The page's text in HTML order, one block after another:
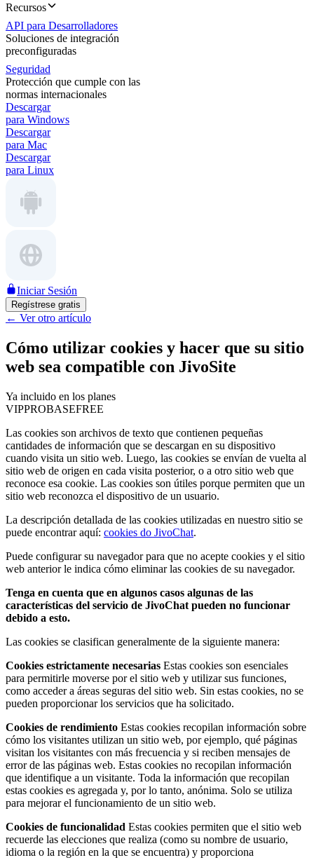
Recursos
API para Desarrolladores
Soluciones de integración
preconfiguradas
Seguridad
Protección que cumple con las
normas internacionales
Descargar
para Windows
Descargar
para Mac
Descargar
para Linux
Iniciar Sesión
Regístrese gratis
← Ver otro artículo
Cómo utilizar cookies y hacer que su sitio
web sea compatible con JivoSite
Ya incluido en los planes
VIPPROBASEFREE
Las cookies son archivos de texto que contienen pequeñas
cantidades de información que se descargan en su dispositivo
cuando visita un sitio web. Luego, las cookies se envían de vuelta al
sitio web de origen en cada visita posterior, o a otro sitio web que
reconoce esa cookie. Las cookies son útiles porque permiten que un
sitio web reconozca el dispositivo de un usuario.
La descripción detallada de las cookies utilizadas en nuestro sitio se
puede encontrar aquí: cookies do JivoChat.
Puede configurar su navegador para que no acepte cookies y el sitio
web anterior le indica cómo eliminar las cookies de su navegador.
Tenga en cuenta que en algunos casos algunas de las
características del servicio de JivoChat pueden no funcionar
debido a esto.
Las cookies se clasifican generalmente de la siguiente manera:
Cookies estrictamente necesarias Estas cookies son esenciales
para permitirle moverse por el sitio web y utilizar sus funciones,
como acceder a áreas seguras del sitio web. Sin estas cookies, no se
pueden proporcionar los servicios que ha solicitado.
Cookies de rendimiento Estas cookies recopilan información sobre
cómo los visitantes utilizan un sitio web, por ejemplo, qué páginas
visitan los visitantes con más frecuencia y si reciben mensajes de
error de las páginas web. Estas cookies no recopilan información
que identifique a un visitante. Toda la información que recopilan
estas cookies es agregada y, por lo tanto, anónima. Solo se utiliza
para mejorar el funcionamiento de un sitio web.
Cookies de funcionalidad Estas cookies permiten que el sitio web
recuerde las elecciones que realiza (como su nombre de usuario,
idioma o la región en la que se encuentra) y proporciona